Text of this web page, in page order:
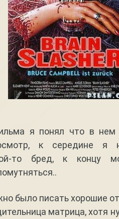
я понял что в нем
к середине я
то бред, к концу
было писать хорошие
матрица, хотя